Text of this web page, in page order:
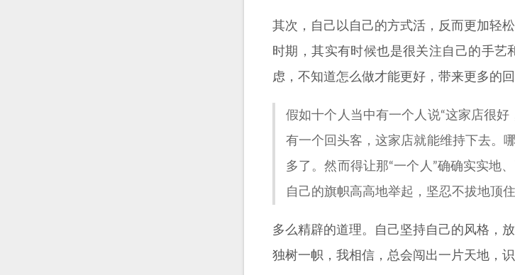
其次，自己以自己的方式活，反而更加轻
时期，其实有时候也是很关注自己的手
虑，不知道怎么做才能更好，带来更多的
假如十个人当中有一个人说“这家店很
有一个回头客，这家店就能维持下去。
多了。然而得让那“一个人”确确实实地
自己的旗帜高高地举起，坚忍不拔地顶
多么精辟的道理。自己坚持自己的风格，
独树一帜，我相信，总会闯出一片天地，